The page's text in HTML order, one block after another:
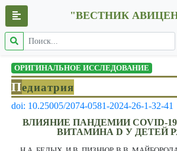
"ВЕСТНИК
ОРИГИНАЛЬНОЕ ИССЛЕДОВАНИЕ
Педиатрия
doi: 10.25005/2074-0581-2024-26-1-32-41
ВЛИЯНИЕ ПАНДЕМИИ COVID-
ВИТАМИНА D У ДЕТЕЙ